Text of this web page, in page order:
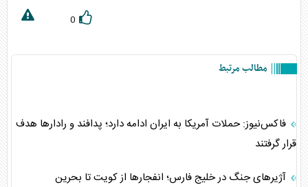
0
مطالب مرتبط
فاکس‌نیوز: حملات آمریکا به ایران ادامه دارد؛ پدافند و رادارها هدف
قرار گرفتند
آژیرهای جنگ در خلیج فارس؛ انفجارها از کویت تا بحرین